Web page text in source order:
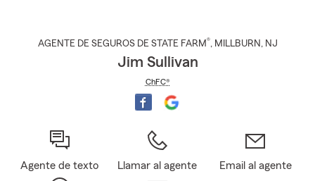
AGENTE DE SEGUROS DE STATE FARM®, MILLBURN , NJ
Jim Sullivan
ChFC®
Agente de texto Llamar al agente Email al agente